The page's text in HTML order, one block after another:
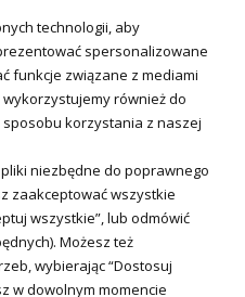
technologii, aby
spersonalizowane
funkcje związane z mediami
wykorzystujemy również do
korzystania z naszej
niezbędne do poprawnego
zaakceptować wszystkie
wszystkie”, lub odmówić
Możesz też
wybierając “Dostosuj
w dowolnym momencie